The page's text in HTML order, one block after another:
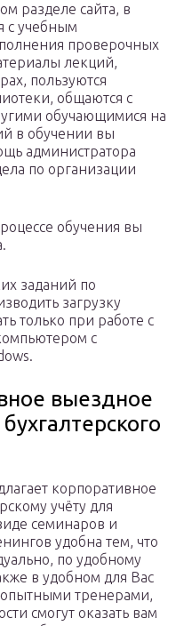
разделе сайта, в
с учебным
проверочных
лекций,
пользуются
общаются с
обучающимися на
в обучении вы
администратора
по организации
обучения вы
заданий по
загрузку
только при работе с
с
выездное
корпоративное
учёту для
семинаров и
удобна тем, что
по удобному
в удобном для Вас
опытными тренерами,
смогут оказать вам